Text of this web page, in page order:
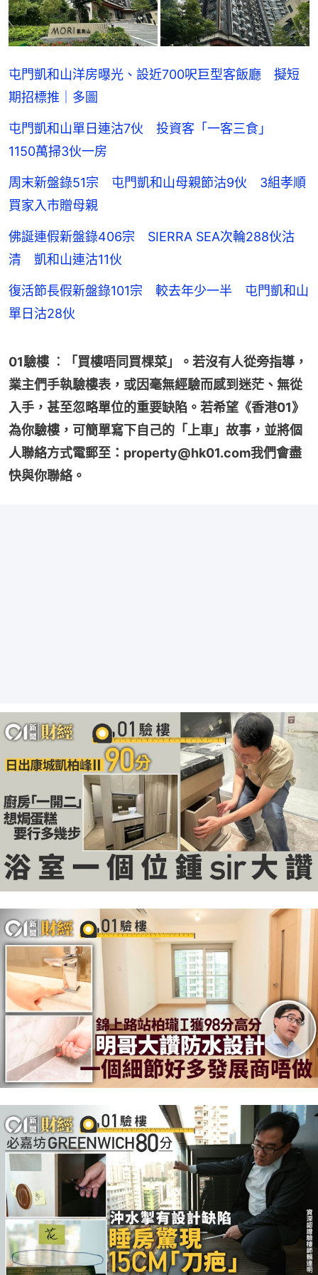
屯門凱和山洋房曝光、設近700呎巨型客飯廳 擬短
期招標推｜多圖
屯門凱和山單日連沽7伙 投資客「一客三食」
1150萬掃3伙一房
周末新盤錄51宗 屯門凱和山母親節沽9伙 3組孝順
買家入市贈母親
佛誕連假新盤錄406宗 SIERRA SEA次輪288伙沽
清 凱和山連沽11伙
復活節長假新盤錄101宗 較去年少一半 屯門凱和山
單日沽28伙
01驗樓 ︰「買樓唔同買棵菜」。若沒有人從旁指導，
業主們手執驗樓表，或因毫無經驗而感到迷茫、無從
入手，甚至忽略單位的重要缺陷。若希望《香港01》
為你驗樓，可簡單寫下自己的「上車」故事，並將個
人聯絡方式電郵至：property@hk01.com我們會盡
快與你聯絡。